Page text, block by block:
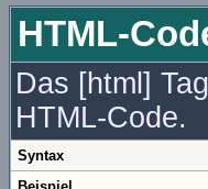
HTML-
Das [html]
HTML-Code.
Syntax